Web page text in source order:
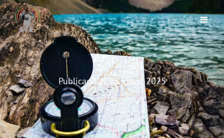
Publicado el19 mayo, 2025